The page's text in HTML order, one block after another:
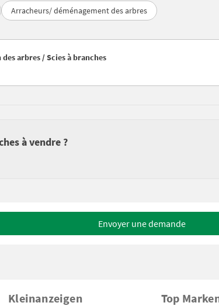
Arracheurs/ déménagement des arbres
arbres / Scies à branches
à vendre ?
Envoyer une demande
Kleinanzeigen Top